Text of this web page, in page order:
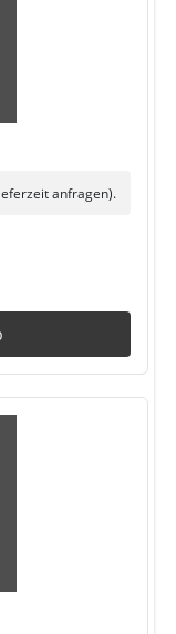
anfragen).